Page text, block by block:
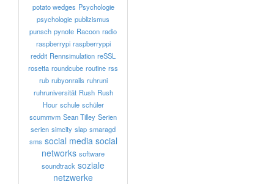
potato wedges Psychologie
psychologie publizismus
punsch pynote Racoon radio
raspberrypi raspberryppi
reddit Rennsimulation reSSL
rosetta roundcube routine rss
rub rubyonrails ruhruni
ruhruniversität Rush Rush
Hour schule schüler
scummvm Sean Tilley Serien
serien simcity slap smaragd
sms social media social
networks software
soundtrack soziale
netzwerke